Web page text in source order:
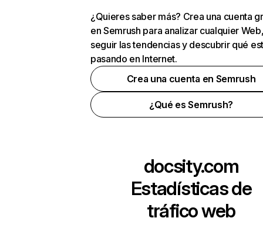
¿Quieres saber más? Crea una cuenta
en Semrush para analizar cualquier
seguir las tendencias y descubrir qué
pasando en Internet.
Crea una cuenta en Semrush
¿Qué es Semrush?
docsity.com
Estadísticas de
tráfico web